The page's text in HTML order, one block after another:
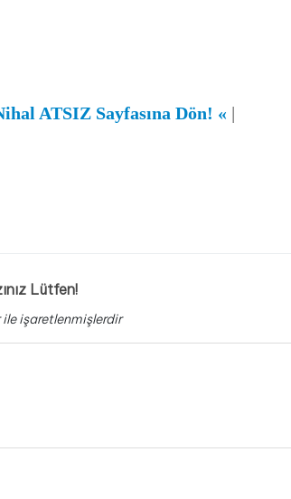
ATSIZ Sayfasına Dön! « |
Lütfen!
ile işaretlenmişlerdir